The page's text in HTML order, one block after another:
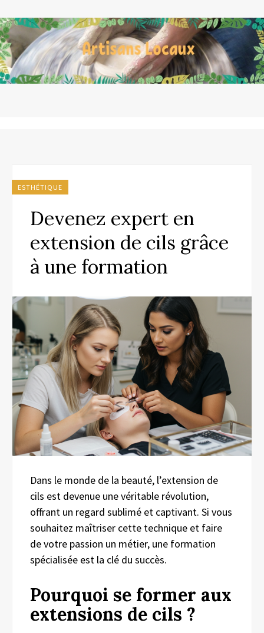
ESTHÉTIQUE
Devenez expert en
extension de cils grâce
à une formation
Dans le monde de la beauté, l’extension de
cils est devenue une véritable révolution,
offrant un regard sublimé et captivant. Si vous
souhaitez maîtriser cette technique et faire
de votre passion un métier, une formation
spécialisée est la clé du succès.
Pourquoi se former aux
extensions de cils ?